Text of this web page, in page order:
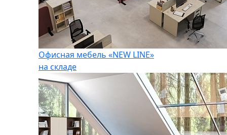
Офисная мебель «NEW LINE»
на складе